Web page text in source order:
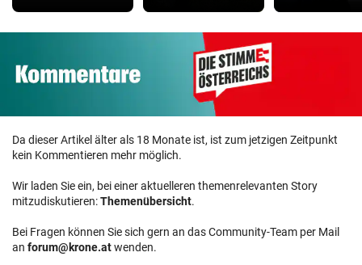
Da dieser Artikel älter als 18 Monate ist, ist zum jetzigen Zeitpunkt
kein Kommentieren mehr möglich.
Wir laden Sie ein, bei einer aktuelleren themenrelevanten Story
mitzudiskutieren:Themenübersicht.
Bei Fragen können Sie sich gern an das Community-Team per Mail
an forum@krone.atwenden.